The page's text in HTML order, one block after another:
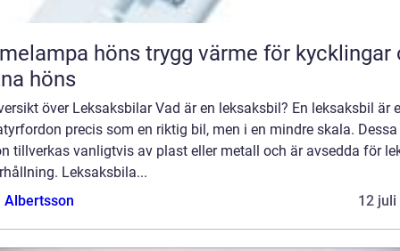
höns trygg värme för kycklingar och
höns
över Leksaksbilar Vad är en leksaksbil? En leksaksbil är
precis som en riktig bil, men i en mindre skala.
tillverkas vanligtvis av plast eller metall och är avsedda för
Leksaksbila...
Albertsson
12 juli